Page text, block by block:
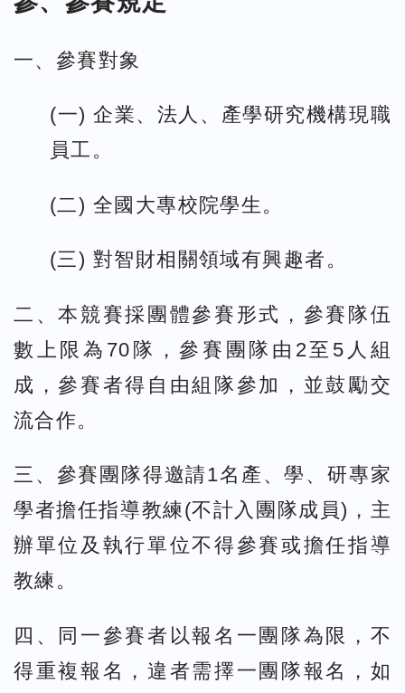
一、參賽對象
(一) 企業、法人、產學研究機構現職
員工。
(二) 全國大專校院學生。
(三) 對智財相關領域有興趣者。
二、本競賽採團體參賽形式，參賽隊伍
數上限為70隊，參賽團隊由2至5人組
成，參賽者得自由組隊參加，並鼓勵交
流合作。
三、參賽團隊得邀請1名產、學、研專家
學者擔任指導教練(不計入團隊成員)，主
辦單位及執行單位不得參賽或擔任指導
教練。
四、同一參賽者以報名一團隊為限，不
得重複報名，違者需擇一團隊報名，如